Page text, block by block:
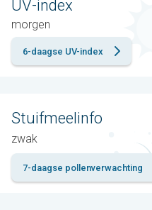
UV-index
morgen
6-daagse UV-index
Stuifmeelinfo
zwak
7-daagse pollenverwachting